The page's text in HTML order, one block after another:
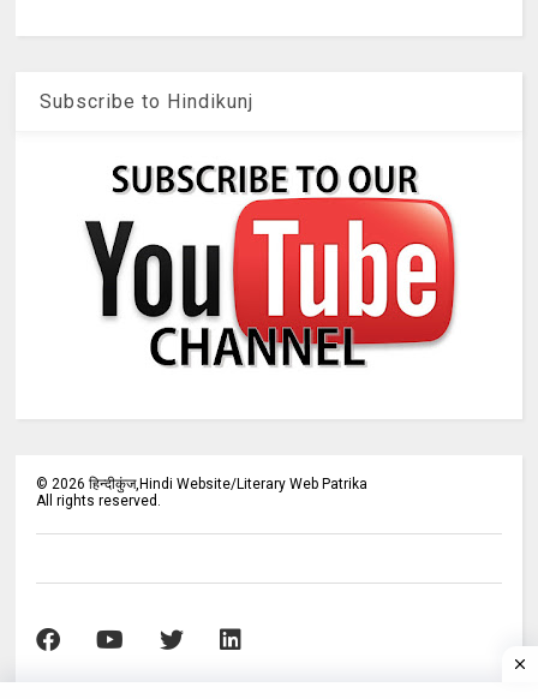
Subscribe to Hindikunj
©2026 हिन्दीकुंज,Hindi Website/Literary Web Patrika
All rights reserved.